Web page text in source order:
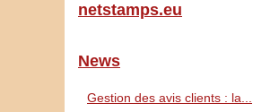
netstamps.eu
News
Gestion des avis clients : la...